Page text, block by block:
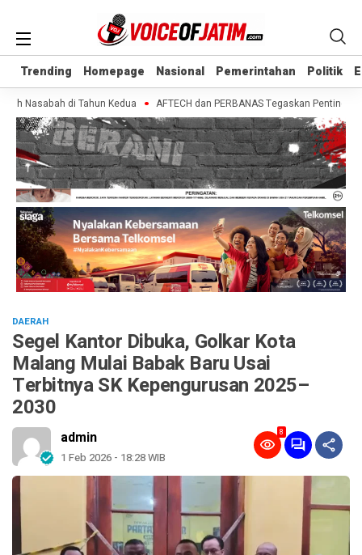
Trending Homepage Nasional Pemerintahan Politik
Trending Homepage Nasional Pemerintahan Politik
Nasabah di Tahun Kedua AFTECH dan PERBANAS Tegaskan Pentingnya
DAERAH
Segel Kantor Dibuka, Golkar Kota
Malang Mulai Babak Baru Usai
Terbitnya SK Kepengurusan 2025–
2030
admin
1 Feb 2026 - 18:28 WIB
8